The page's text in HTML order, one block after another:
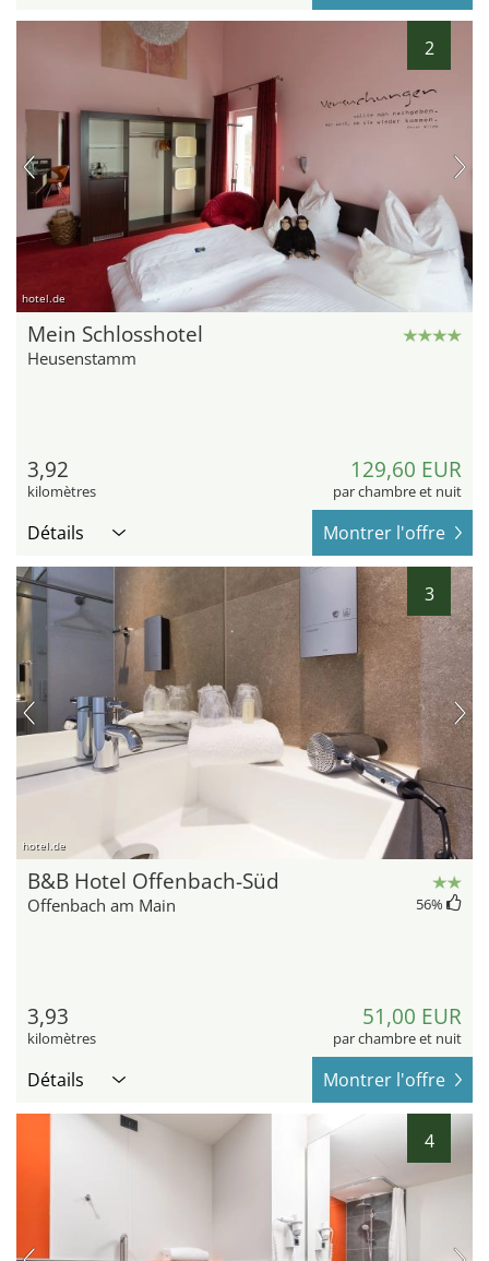
2
hotel.de
Mein Schlosshotel
Heusenstamm
3,92
kilomètres
129,60 EUR
par chambre et nuit
Détails Montrer l'offre
3
hotel.de
B&B Hotel Offenbach-Süd
Offenbach am Main 56%
3,93
kilomètres
51,00 EUR
par chambre et nuit
Détails Montrer l'offre
4